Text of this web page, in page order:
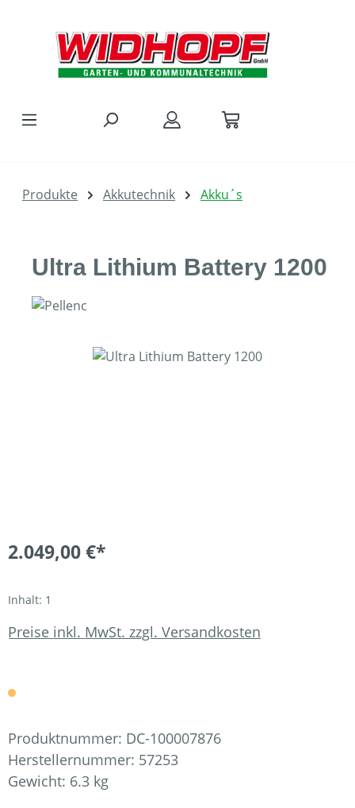
Produkte Akkutechnik Akku´s
Ultra Lithium Battery 1200
Bildergalerie überspringen
2.049,00 €*
Inhalt: 1
Preise inkl. MwSt. zzgl. Versandkosten
Produktnummer: DC-100007876
Herstellernummer: 57253
Gewicht: 6.3 kg